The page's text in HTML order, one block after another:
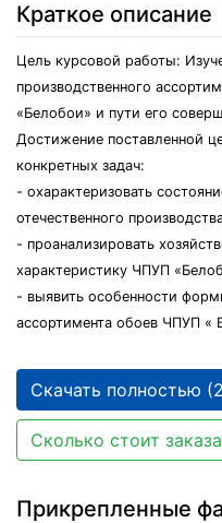
Краткое описание
Цель курсовой работы:
производственного
«Белобои» и пути его
Достижение поставленной
конкретных задач:
- охарактеризовать
отечественного
- проанализировать
характеристику ЧПУП
- выявить особенности
ассортимента обоев ЧПУП «
Скачать полностью
Сколько стоит
Прикрепленные